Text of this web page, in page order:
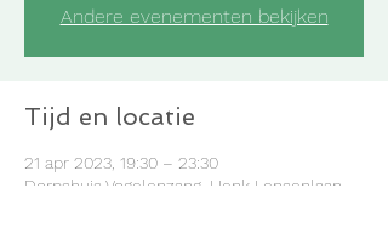
Andere evenementen bekijken
Tijd en locatie
21 apr 2023, 19:30 – 23:30
Dorpshuis Vogelenzang, Henk Lensenlaan